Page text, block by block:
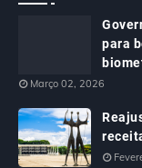
para
Março 02, 2026